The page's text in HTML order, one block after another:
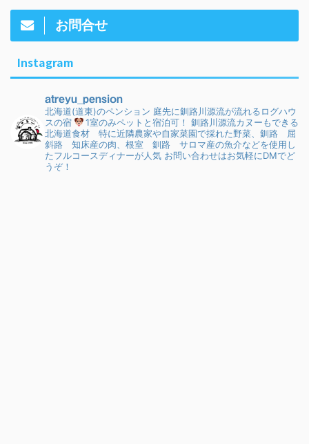
お問合せ
Instagram
atreyu_pension
北海道(道東)のペンション 庭先に釧路川源流が流れるログハウ
スの宿
1室のみペットと宿泊可！ 釧路川源流カヌーもできる
北海道食材 特に近隣農家や自家菜園で採れた野菜、釧路 屈
斜路 知床産の肉、根室 釧路 サロマ産の魚介などを使用し
たフルコースディナーが人気 お問い合わせはお気軽にDMでど
うぞ！